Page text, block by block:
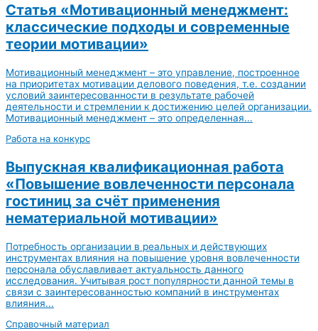
Статья «Мотивационный менеджмент:
классические подходы и современные
теории мотивации»
Мотивационный менеджмент – это управление, построенное
на приоритетах мотивации делового поведения, т.е. создании
условий заинтересованности в результате рабочей
деятельности и стремлении к достижению целей организации.
Мотивационный менеджмент – это определенная...
Работа на конкурс
Выпускная квалификационная работа
«Повышение вовлеченности персонала
гостиниц за счёт применения
нематериальной мотивации»
Потребность организации в реальных и действующих
инструментах влияния на повышение уровня вовлеченности
персонала обуславливает актуальность данного
исследования. Учитывая рост популярности данной темы в
связи с заинтересованностью компаний в инструментах
влияния...
Справочный материал